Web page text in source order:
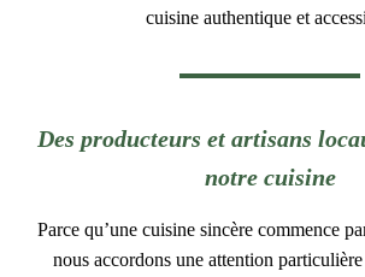
cuisine authentique et
Des producteurs et artisans
notre cuisine
Parce qu’une cuisine sincère commence
nous accordons une attention